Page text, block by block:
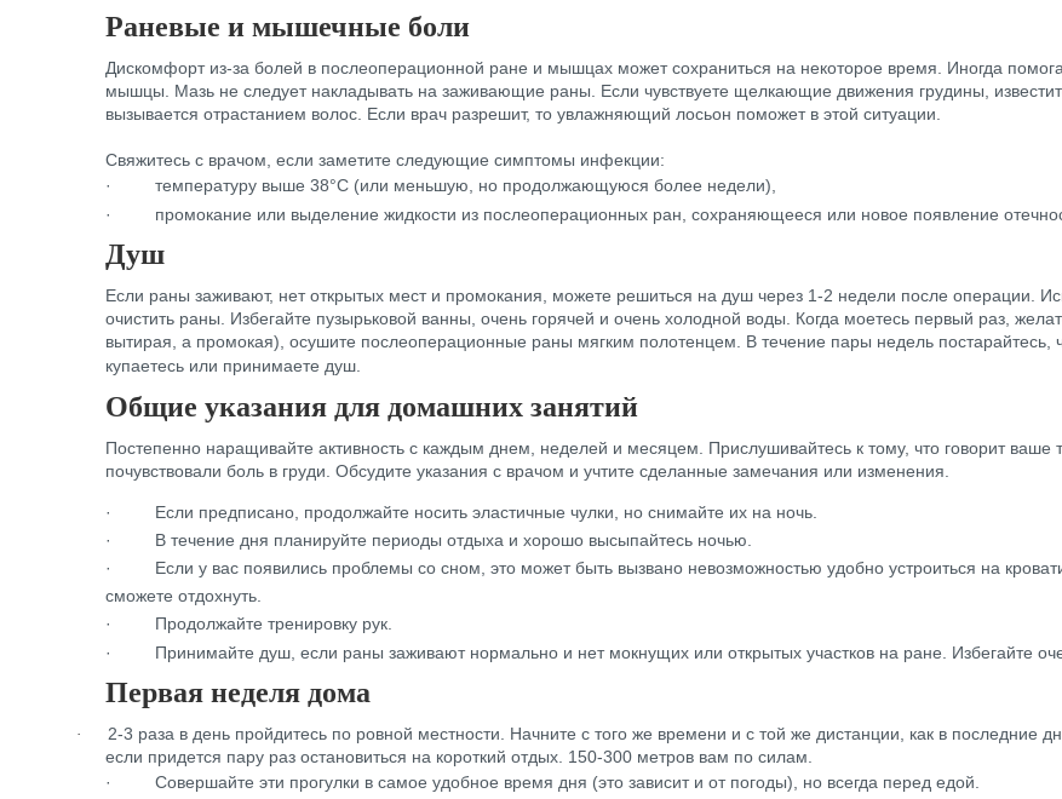
Раневые и мышечные боли
Дискомфорт из-за болей в послеоперационной ране и мышцах может сохраниться на некоторое время. Иногда
мышцы. Мазь не следует накладывать на заживающие раны. Если чувствуете щелкающие движения грудины,
вызывается отрастанием волос. Если врач разрешит, то увлажняющий лосьон поможет в этой ситуации.
Свяжитесь с врачом, если заметите следующие симптомы инфекции:
· температуру выше 38°С (или меньшую, но продолжающуюся более недели),
· промокание или выделение жидкости из послеоперационных ран, сохраняющееся или новое появление
Душ
Если раны заживают, нет открытых мест и промокания, можете решиться на душ через 1-2 недели после операции.
очистить раны. Избегайте пузырьковой ванны, очень горячей и очень холодной воды. Когда моетесь первый раз,
вытирая, а промокая), осушите послеоперационные раны мягким полотенцем. В течение пары недель постарайтесь,
купаетесь или принимаете душ.
Общие указания для домашних занятий
Постепенно наращивайте активность с каждым днем, неделей и месяцем. Прислушивайтесь к тому, что говорит ваше
почувствовали боль в груди. Обсудите указания с врачом и учтите сделанные замечания или изменения.
· Если предписано, продолжайте носить эластичные чулки, но снимайте их на ночь.
· В течение дня планируйте периоды отдыха и хорошо высыпайтесь ночью.
· Если у вас появились проблемы со сном, это может быть вызвано невозможностью удобно устроиться на
сможете отдохнуть.
· Продолжайте тренировку рук.
· Принимайте душ, если раны заживают нормально и нет мокнущих или открытых участков на ране. Избегайте
Первая неделя дома
·
2-3 раза в день пройдитесь по ровной местности. Начните с того же времени и с той же дистанции, как в последние
если придется пару раз остановиться на короткий отдых. 150-300 метров вам по силам.
· Совершайте эти прогулки в самое удобное время дня (это зависит и от погоды), но всегда перед едой.